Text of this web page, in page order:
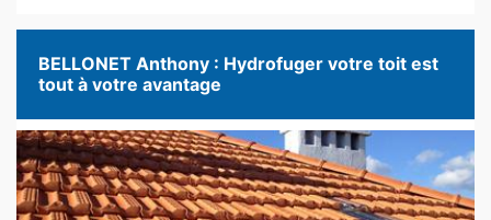
BELLONET Anthony : Hydrofuger votre toit est
tout à votre avantage